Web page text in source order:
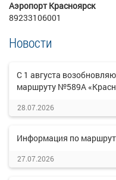
Аэропорт Красноярск
89233106001
Новости
С 1 августа
маршруту №589А
28.07.2026
Информация по
27.07.2026